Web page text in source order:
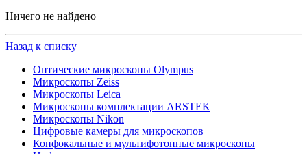
Ничего не найдено
Назад к списку
Оптические микроскопы Olympus
Микроскопы Zeiss
Микроскопы Leica
Микроскопы комплектации ARSTEK
Микроскопы Nikon
Цифровые камеры для микроскопов
Конфокальные и мультифотонные микроскопы